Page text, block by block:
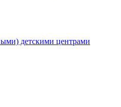
детскими центрами